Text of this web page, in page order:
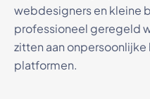
webdesigners en kleine
professioneel geregeld
zitten aan
platformen.